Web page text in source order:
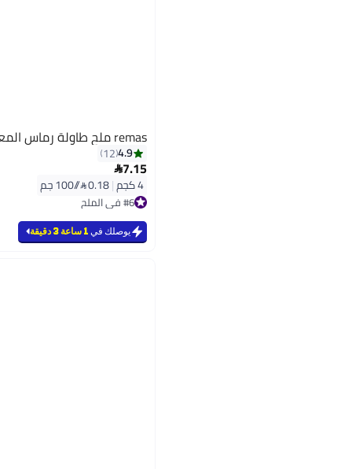
remas ملح طاولة رماس المعالج باليود 4 كجم
4.9
12
7.15
4 كجم |0.18 /⁨/100 جم⁩
#6 في الملح
يوصلك في 1 ساعة 3 دقيقة